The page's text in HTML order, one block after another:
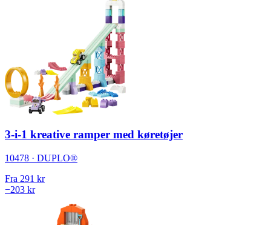
3-i-1 kreative ramper med køretøjer
10478 · DUPLO®
Fra 291 kr
−203 kr